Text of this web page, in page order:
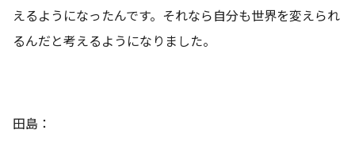
えるようになったんです。それなら自分も世界を変えられ
るんだと考えるようになりました。
田島：